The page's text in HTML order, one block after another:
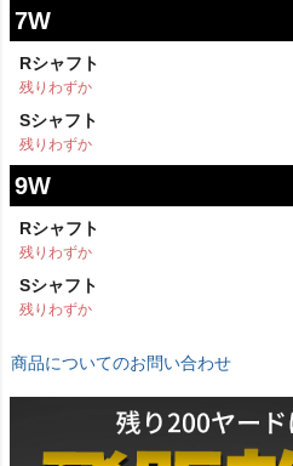
7W
Rシャフト
残りわずか
Sシャフト
残りわずか
9W
Rシャフト
残りわずか
Sシャフト
残りわずか
商品についてのお問い合わせ